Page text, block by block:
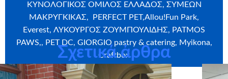
ΚΥΝΟΛΟΓΙΚΟΣ ΟΜΙΛΟΣ ΕΛΛΑΔΟΣ, ΣΥΜΕΩΝ
ΜΑΚΡΥΓΚΙΚΑΣ, PERFECT PET,Allou!Fun Park,
Everest, ΛΥΚΟΥΡΓΟΣ ΖΟΥΜΠΟΥΛΙΔΗΣ, PATMOS
PAWS,, PET DC, GIORGIO pastry & catering, Myikona,
Craftbox
Σχετικά άρθρα